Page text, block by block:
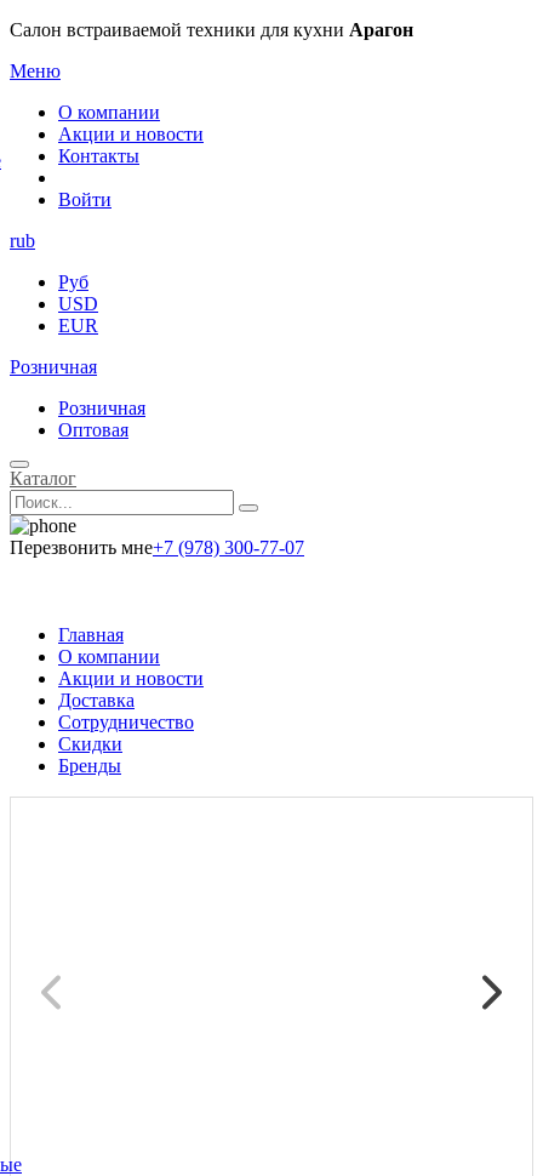
Салон встраиваемой техники для кухни Арагон
Меню
О компании
Акции и новости
Контакты
Войти
rub
Руб
USD
EUR
Розничная
Розничная
Оптовая
Каталог
Перезвонить мне+7 (978) 300-77-07
Главная
О компании
Акции и новости
Доставка
Сотрудничество
Скидки
Бренды